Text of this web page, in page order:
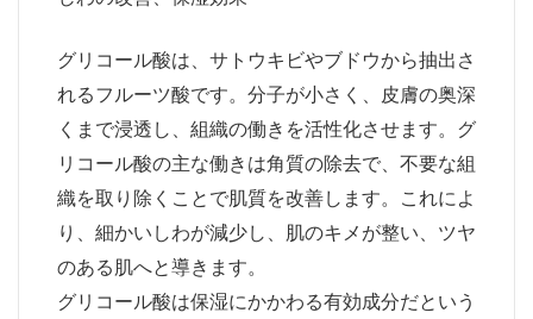
グリコール酸は、サトウキビやブドウから抽出さ
れるフルーツ酸です。分子が小さく、皮膚の奥深
くまで浸透し、組織の働きを活性化させます。グ
リコール酸の主な働きは角質の除去で、不要な組
織を取り除くことで肌質を改善します。これによ
り、細かいしわが減少し、肌のキメが整い、ツヤ
のある肌へと導きます。
グリコール酸は保湿にかかわる有効成分だという